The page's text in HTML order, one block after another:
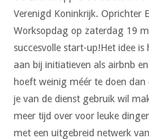
Verenigd Koninkrijk. Oprichter
Worksopdag op zaterdag 19
succesvolle start-up!Het idee is
aan bij initiatieven als airbnb
hoeft weinig méér te doen
je van de dienst gebruik wil
meer tijd over voor leuke
met een uitgebreid netwerk